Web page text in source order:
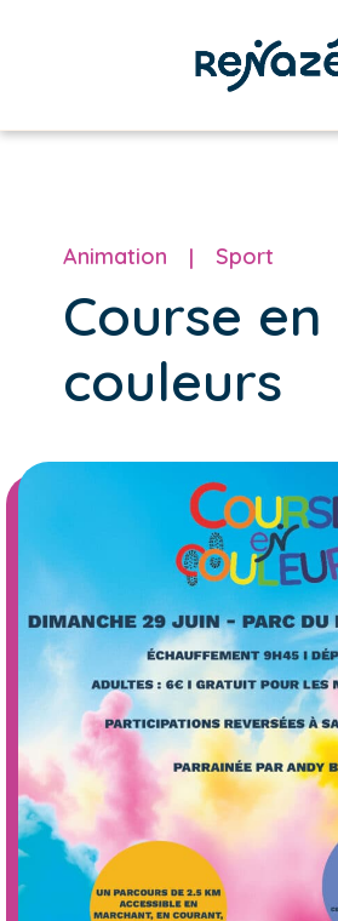
Animation Sport
Course en
couleurs